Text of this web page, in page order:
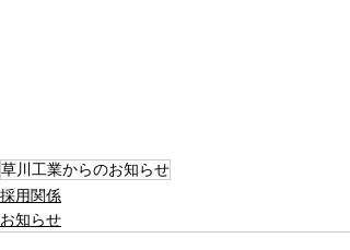
草川工業からのお知らせ
採用関係
お知らせ